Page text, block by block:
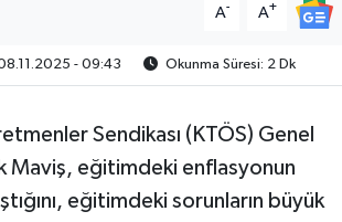
A- A+
- 09:43 Okunma Süresi: 2 Dk
Sendikası (KTÖS) Genel
Maviş, eğitimdeki enflasyonun
eğitimdeki sorunların büyük